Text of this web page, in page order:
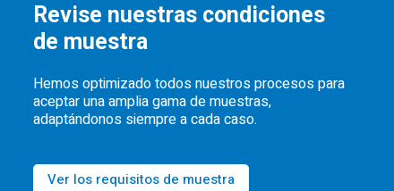
Revise nuestras condiciones
de muestra
Hemos optimizado todos nuestros procesos para
aceptar una amplia gama de muestras,
adaptándonos siempre a cada caso.
Ver los requisitos de muestra